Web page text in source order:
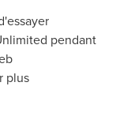
pendant
plus